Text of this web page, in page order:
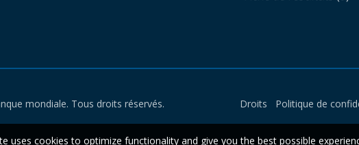
mondiale. Tous droits réservés. Droits Politique de
uses cookies to optimize functionality and give you the best possible